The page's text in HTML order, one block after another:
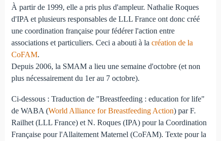
À partir de 1999, elle a pris plus d'ampleur. Nathalie Roques
d'IPA et plusieurs responsables de LLL France ont donc créé
une coordination française pour fédérer l'action entre
associations et particuliers. Ceci a abouti à la création de la
CoFAM.
Depuis 2006, la SMAM a lieu une semaine d'octobre (et non
plus nécessairement du 1er au 7 octobre).
Ci-dessous : Traduction de "Breastfeeding : education for life"
de WABA (World Alliance for Breastfeeding Action) par F.
Railhet (LLL France) et N. Roques (IPA) pour la Coordination
Française pour l'Allaitement Maternel (CoFAM). Texte pour la